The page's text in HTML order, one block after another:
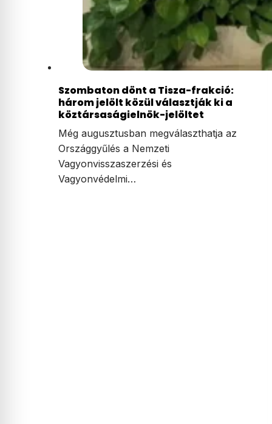
Szombaton dönt a Tisza-frakció:
három jelölt közül választják ki a
köztársaságielnök-jelöltet
Még augusztusban megválaszthatja az
Országgyűlés a Nemzeti
Vagyonvisszaszerzési és
Vagyonvédelmi…